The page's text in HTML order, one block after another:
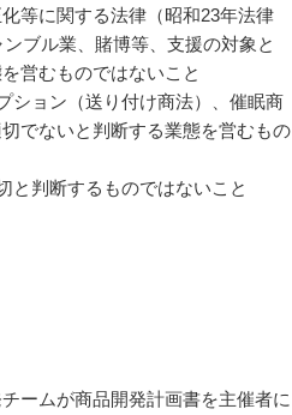
等に関する法律（昭和23年法律
ブル業、賭博等、支援の対象と
営むものではないこと
ション（送り付け商法）、催眠商
でないと判断する業態を営むもの
と判断するものではないこと
ームが商品開発計画書を主催者に